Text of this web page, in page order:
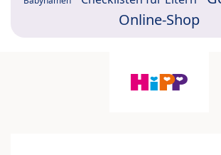
Online-Shop